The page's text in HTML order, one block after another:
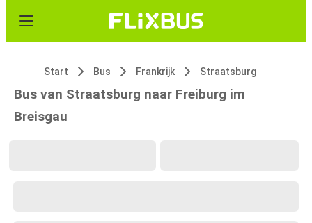
Start Bus Frankrijk Straatsburg
Bus van Straatsburg naar Freiburg im
Breisgau